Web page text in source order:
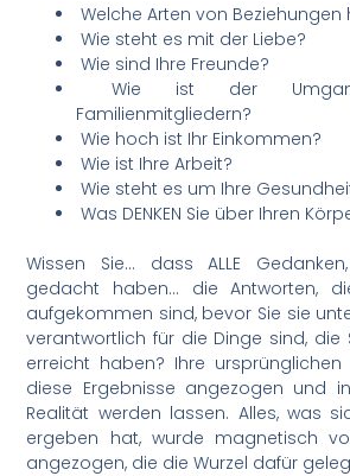
Welche Arten von Beziehungen
Wie steht es mit der Liebe?
Wie sind Ihre Freunde?
Wie ist der
Familienmitgliedern?
Wie hoch ist Ihr Einkommen?
Wie ist Ihre Arbeit?
Wie steht es um Ihre
Was DENKEN Sie über Ihren
Wissen Sie… dass ALLE
gedacht haben… die Antworten,
aufgekommen sind, bevor Sie sie
verantwortlich für die Dinge sind, die
erreicht haben? Ihre
diese Ergebnisse angezogen und
Realität werden lassen. Alles, was
ergeben hat, wurde magnetisch
angezogen, die die Wurzel dafür